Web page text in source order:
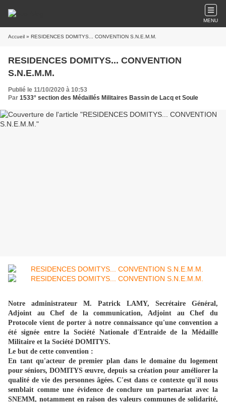
MENU
Accueil » RESIDENCES DOMITYS... CONVENTION S.N.E.M.M.
RESIDENCES DOMITYS... CONVENTION
S.N.E.M.M.
Publié le 11/10/2020 à 10:53
Par 1533° section des Médaillés Militaires Bassin de Lacq et Soule
Notre administrateur M. Patrick LAMY, Secrétaire Général,
Adjoint au Chef de la communication, Adjoint au Chef du
Protocole vient de porter à notre connaissance qu'une convention a
été signée entre la Société Nationale d'Entraide de la Médaille
Militaire et la Société DOMITYS.
Le but de cette convention :
En tant qu'acteur de premier plan dans le domaine du logement
pour séniors, DOMITYSœuvre, depuis sa création pour améliorer la
qualité de vie des personnes âgées. C'est dans ce contexte qu'il nous
semblait comme une évidence de conclure un partenariat avec la
SNEMM, notamment en raison des valeurs communes de solidarité,